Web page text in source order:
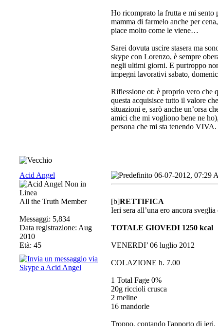
Ho ricomprato la frutta e mi
mamma di farmelo anche per
piace molto come le viene…
Sarei dovuta uscire stasera ma
skype con Lorenzo, è sempre
negli ultimi giorni. E purtroppo
impegni lavorativi sabato,
Riflessione ot: è proprio vero che
questa acquisisce tutto il valore
situazioni e, sarò anche un’orsa
amici che mi vogliono bene ne
persona che mi sta tenendo VIVA.
Acid Angel
All the Truth Member
Messaggi: 5,834
Data registrazione: Aug
2010
Età: 45
06-07-2012, 07:29
[b]RETTIFICA
Ieri sera all’una ero ancora
TOTALE GIOVEDI 1250 kcal
VENERDI’ 06 luglio 2012
COLAZIONE h. 7.00
1 Total Fage 0%
20g riccioli crusca
2 meline
16 mandorle
Troppo, contando l'apporto di ieri.